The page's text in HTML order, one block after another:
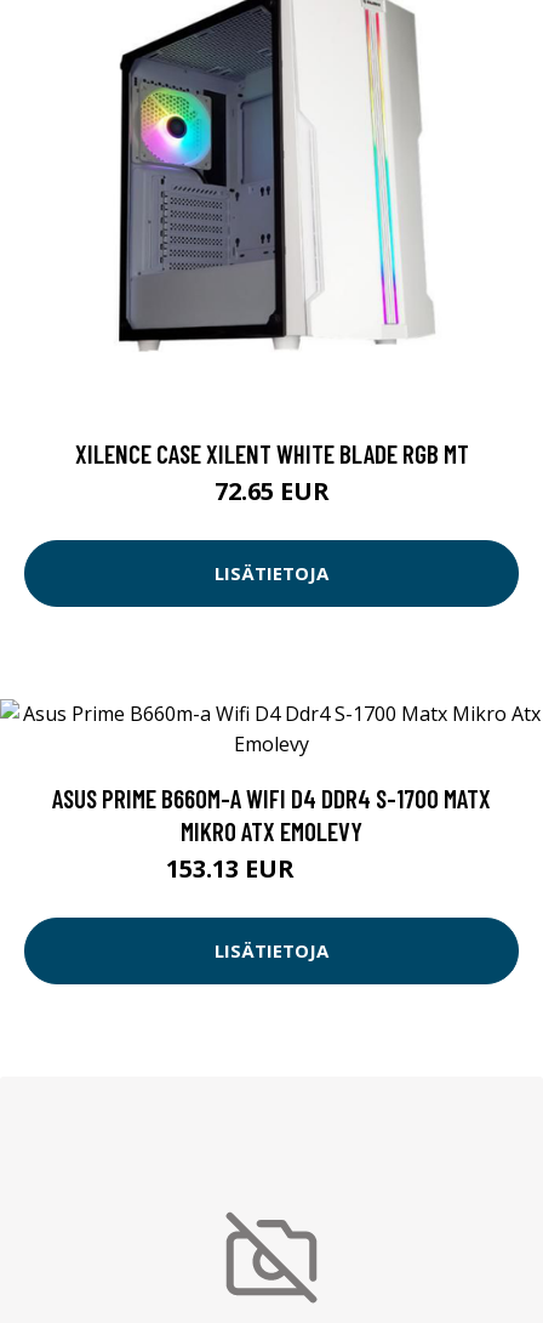
XILENCE CASE XILENT WHITE BLADE RGB MT
72.65 EUR
LISÄTIETOJA
ASUS PRIME B660M-A WIFI D4 DDR4 S-1700 MATX
MIKRO ATX EMOLEVY
153.13 EUR
LISÄTIETOJA